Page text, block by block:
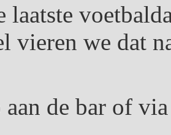
laatste
vieren we dat
aan de bar of